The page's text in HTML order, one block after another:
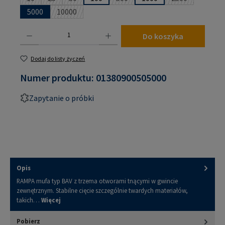
(Ta opcja jest obecnie niedostępna.)
(Ta opcja jest obecnie niedostępna.)
(Ta opcja jest obecnie niedostępna.)
(Ta opcja jest obecnie(Ta opcja jest
5000 10000(Ta opcja jest obecnie niedostępna.)
Do koszyka
Dodaj do listy życzeń
Numer produktu: 01380900505000
Zapytanie o próbki
Opis
RAMPA mufa typ BAV z trzema otworami tnącymi w gwincie
zewnętrznym. Stabilne cięcie szczególnie twardych materiałów,
takich… Więcej
Pobierz